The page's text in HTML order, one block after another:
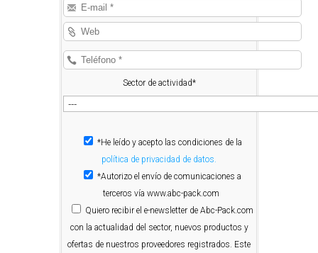
Sector de actividad*
*He leído y acepto las condiciones de la
política de privacidad de datos.
*Autorizo el envío de comunicaciones a
terceros vía www.abc-pack.com
Quiero recibir el e-newsletter de Abc-Pack.com
con la actualidad del sector, nuevos productos y
ofertas de nuestros proveedores registrados. Este